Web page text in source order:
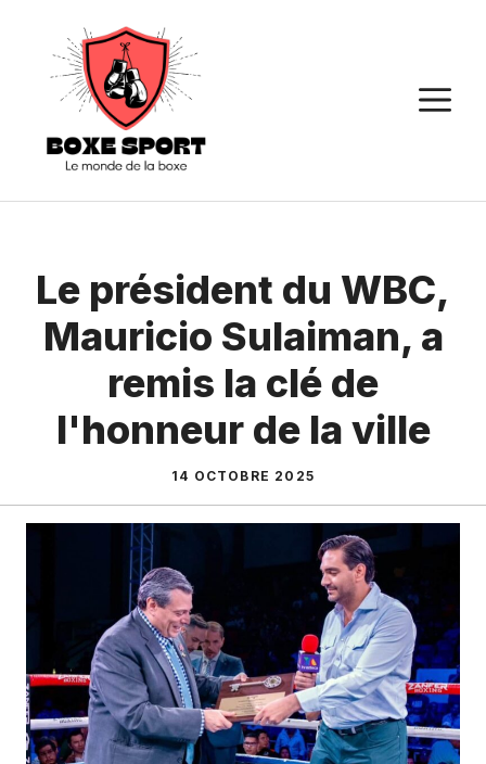
contenu
Le président du WBC,
Mauricio Sulaiman, a
remis la clé de
l'honneur de la ville
14 OCTOBRE 2025